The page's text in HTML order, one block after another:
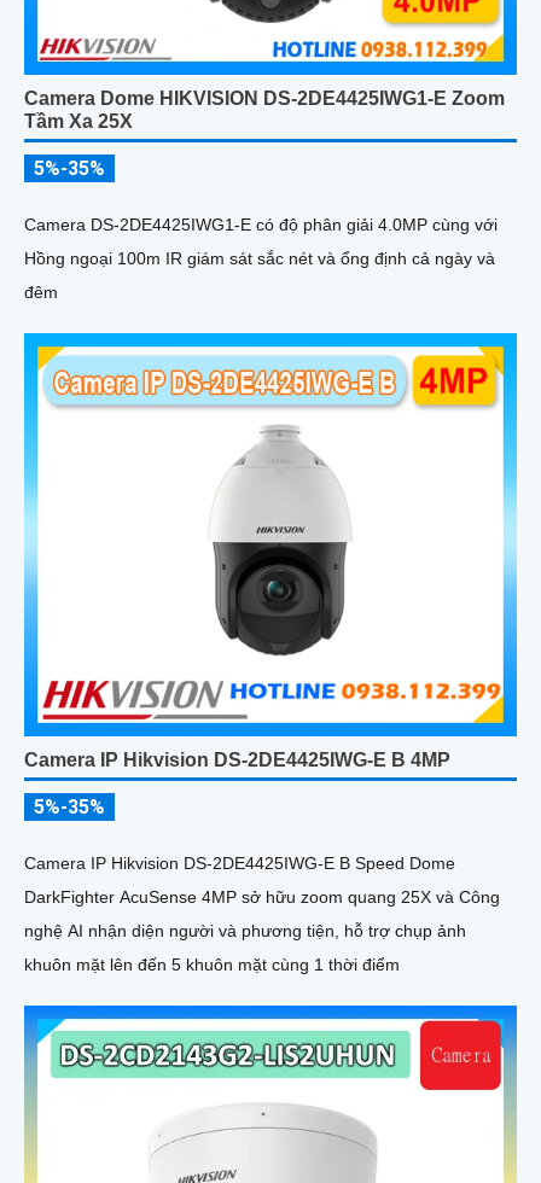
Camera Dome HIKVISION DS-2DE4425IWG1-E Zoom
Tầm Xa 25X
5%-35%
Camera DS-2DE4425IWG1-E có độ phân giải 4.0MP cùng với
Hồng ngoại 100m IR giám sát sắc nét và ổng định cả ngày và
đêm
Camera IP Hikvision DS-2DE4425IWG-E B 4MP
5%-35%
Camera IP Hikvision DS-2DE4425IWG-E B Speed Dome
DarkFighter AcuSense 4MP sở hữu zoom quang 25X và Công
nghệ AI nhận diện người và phương tiện, hỗ trợ chụp ảnh
khuôn mặt lên đến 5 khuôn mặt cùng 1 thời điểm